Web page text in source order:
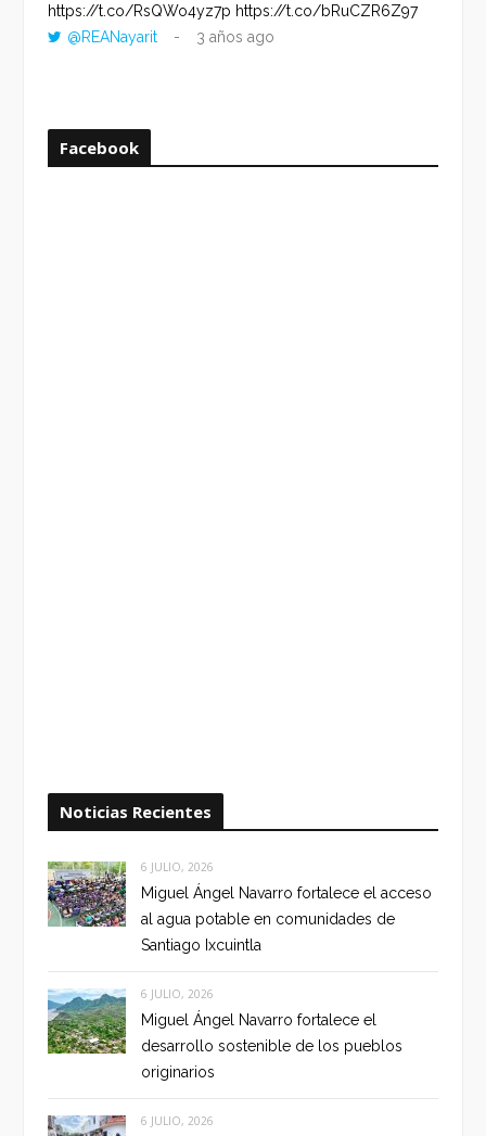
https://t.co/RsQWo4yz7p https://t.co/bRuCZR6Z97
@REANayarit
3 años ago
Facebook
Noticias Recientes
6 JULIO, 2026
Miguel Ángel Navarro fortalece el acceso
al agua potable en comunidades de
Santiago Ixcuintla
6 JULIO, 2026
Miguel Ángel Navarro fortalece el
desarrollo sostenible de los pueblos
originarios
6 JULIO, 2026